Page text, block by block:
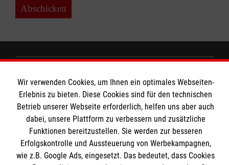
Abschicken
MBZ Euregio
Kurse für Rettungsdienstler
Informationen
Wir verwenden Cookies, um Ihnen ein optimales Webseiten-
Erlebnis zu bieten. Diese Cookies sind für den technischen
Betrieb unserer Webseite erforderlich, helfen uns aber auch
dabei, unsere Plattform zu verbessern und zusätzliche
Funktionen bereitzustellen. Sie werden zur besseren
Erfolgskontrolle und Aussteuerung von Werbekampagnen,
wie z.B. Google Ads, eingesetzt. Das bedeutet, dass Cookies